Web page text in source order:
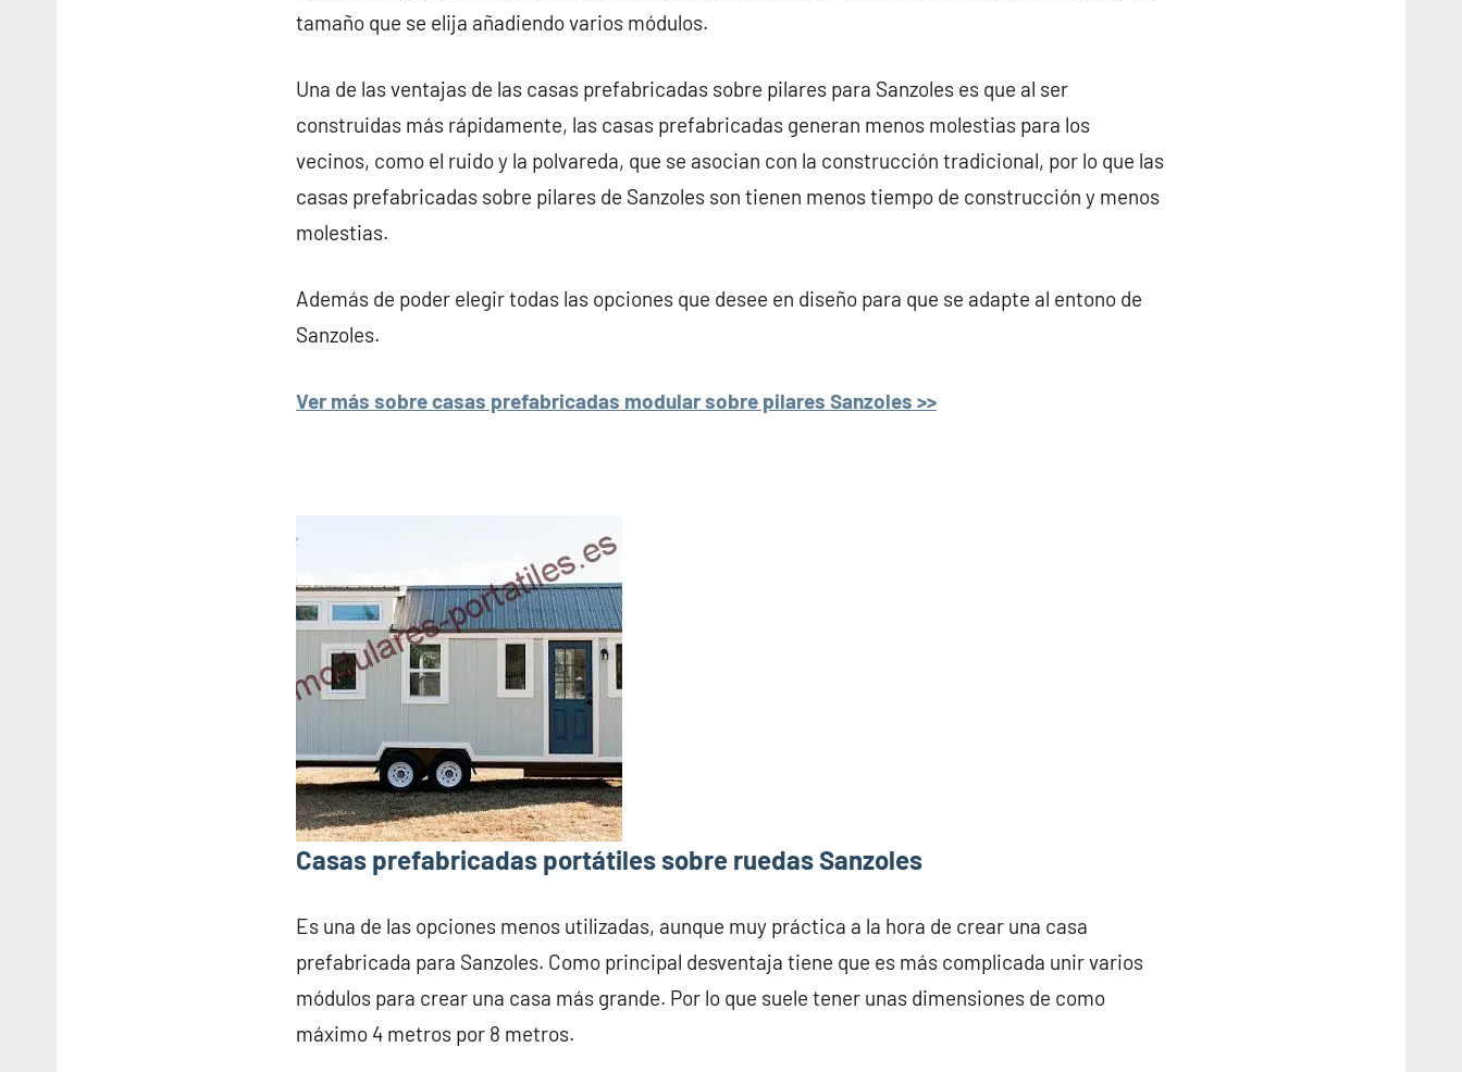
tamaño que se elija añadiendo varios módulos.
Una de las ventajas de las casas prefabricadas sobre pilares para Sanzoles es que al ser
construidas más rápidamente, las casas prefabricadas generan menos molestias para los
vecinos, como el ruido y la polvareda, que se asocian con la construcción tradicional, por lo que las
casas prefabricadas sobre pilares de Sanzoles son tienen menos tiempo de construcción y menos
molestias.
Además de poder elegir todas las opciones que desee en diseño para que se adapte al entono de
Sanzoles.
Ver más sobre casas prefabricadas modular sobre pilares Sanzoles >>
Casas prefabricadas portátiles sobre ruedas Sanzoles
Es una de las opciones menos utilizadas, aunque muy práctica a la hora de crear una casa
prefabricada para Sanzoles. Como principal desventaja tiene que es más complicada unir varios
módulos para crear una casa más grande. Por lo que suele tener unas dimensiones de como
máximo 4 metros por 8 metros.